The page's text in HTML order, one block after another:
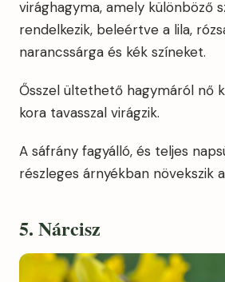
virághagyma, amely különböző
rendelkezik, beleértve a lila,
narancssárga és kék színeket.
Ősszel ültethető hagymáról nő
kora tavasszal virágzik.
A sáfrány fagyálló, és teljes
részleges árnyékban növekszik
5. Nárcisz